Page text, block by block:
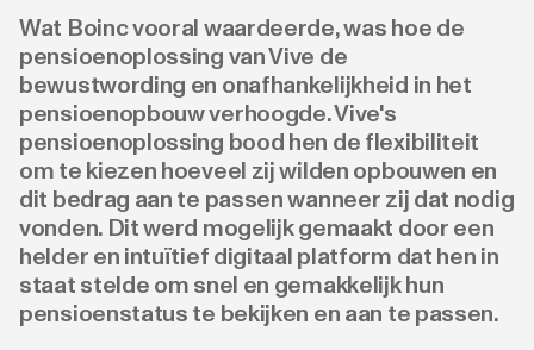
Wat Boinc vooral waardeerde, was hoe de
pensioenoplossing van Vive de
bewustwording en onafhankelijkheid in het
pensioenopbouw verhoogde. Vive's
pensioenoplossing bood hen de flexibiliteit
om te kiezen hoeveel zij wilden opbouwen en
dit bedrag aan te passen wanneer zij dat nodig
vonden. Dit werd mogelijk gemaakt door een
helder en intuïtief digitaal platform dat hen in
staat stelde om snel en gemakkelijk hun
pensioenstatus te bekijken en aan te passen.